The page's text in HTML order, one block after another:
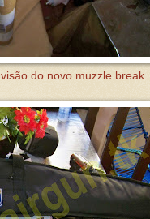
do novo muzzle break.